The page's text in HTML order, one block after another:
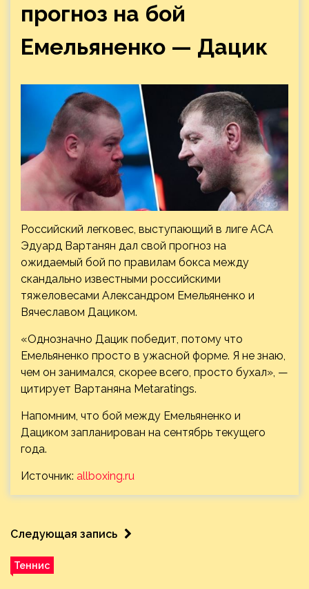
прогноз на бой
Емельяненко — Дацик
Российский легковес, выступающий в лиге АСА
Эдуард Вартанян дал свой прогноз на
ожидаемый бой по правилам бокса между
скандально известными российскими
тяжеловесами Александром Емельяненко и
Вячеславом Дациком.
«Однозначно Дацик победит, потому что
Емельяненко просто в ужасной форме. Я не знаю,
чем он занимался, скорее всего, просто бухал», —
цитирует Вартаняна Metaratings.
Напомним, что бой между Емельяненко и
Дациком запланирован на сентябрь текущего
года.
Источник: allboxing.ru
Следующая запись
Теннис